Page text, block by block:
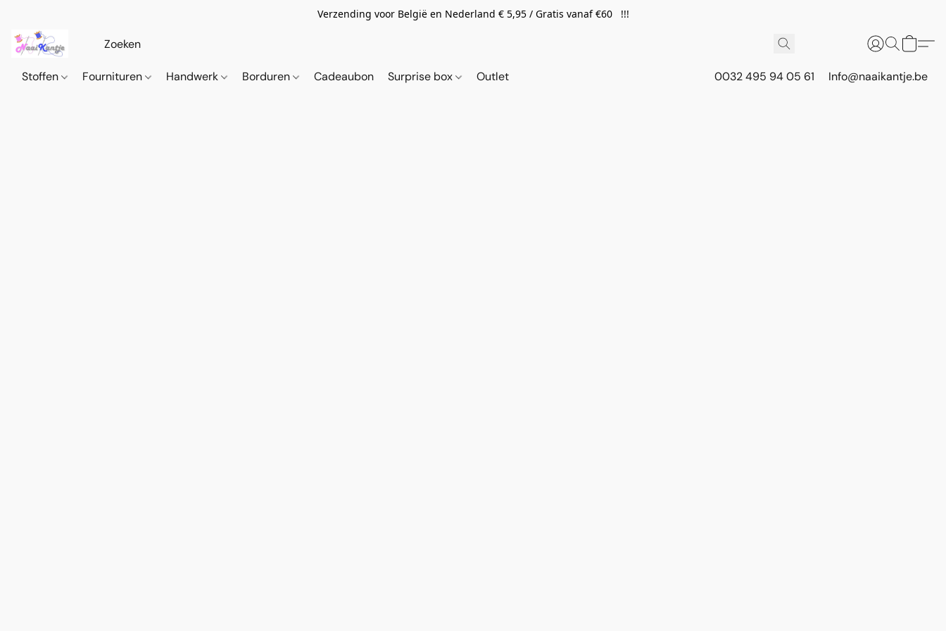
Verzending voor België en Nederland € 5,95 / Gratis vanaf €60 !!!
Stoffen Fournituren Handwerk Borduren Cadeaubon Surprise box Outlet 0032 495 94 05 61 Info@naaikantje.be